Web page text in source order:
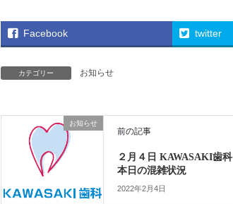
Facebook twitter
カテゴリー お知らせ
お知らせ
前の記事
２月４日 KAWASAKI歯科
本日の混雑状況
2022年2月4日